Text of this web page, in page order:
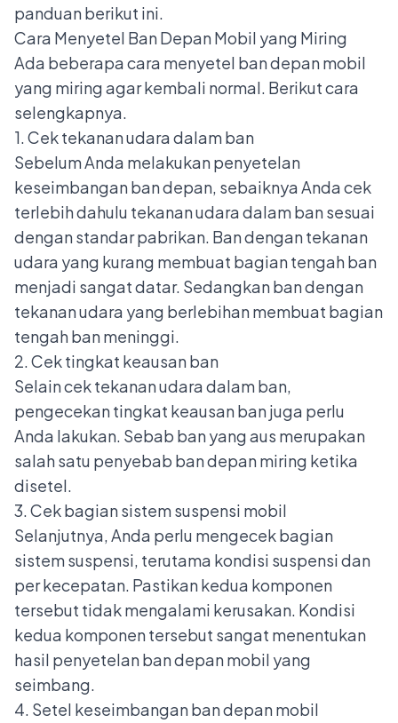
panduan berikut ini.
Cara Menyetel Ban Depan Mobil yang Miring
Ada beberapa cara menyetel ban depan mobil
yang miring agar kembali normal. Berikut cara
selengkapnya.
1. Cek tekanan udara dalam ban
Sebelum Anda melakukan penyetelan
keseimbangan ban depan, sebaiknya Anda cek
terlebih dahulu tekanan udara dalam ban sesuai
dengan standar pabrikan. Ban dengan tekanan
udara yang kurang membuat bagian tengah ban
menjadi sangat datar. Sedangkan ban dengan
tekanan udara yang berlebihan membuat bagian
tengah ban meninggi.
2. Cek tingkat keausan ban
Selain cek tekanan udara dalam ban,
pengecekan tingkat keausan ban juga perlu
Anda lakukan. Sebab ban yang aus merupakan
salah satu penyebab ban depan miring ketika
disetel.
3. Cek bagian sistem suspensi mobil
Selanjutnya, Anda perlu mengecek bagian
sistem suspensi, terutama kondisi suspensi dan
per kecepatan. Pastikan kedua komponen
tersebut tidak mengalami kerusakan. Kondisi
kedua komponen tersebut sangat menentukan
hasil penyetelan ban depan mobil yang
seimbang.
4. Setel keseimbangan ban depan mobil